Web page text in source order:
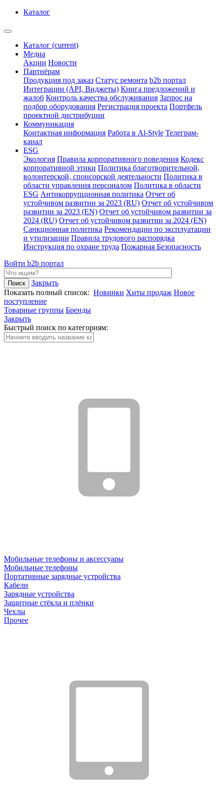
Каталог
Каталог (current)
Медиа
Акции Новости
Партнёрам
Продукция под заказ Статус ремонта b2b портал
Интеграции (API, Виджеты) Книга предложений и
жалоб Контроль качества обслуживания Запрос на
подбор оборудования Регистрация проекта Портфель
проектной дистрибуции
Коммуникация
Контактная информация Работа в Al-Style Телеграм-
канал
ESG
Экология Правила корпоративного поведения Кодекс
корпоративной этики Политика благотворительной,
волонтерской, спонсорской деятельности Политика в
области управления персоналом Политика в области
ESG Антикоррупционная политика Отчет об
устойчивом развитии за 2023 (RU) Отчет об устойчивом
развитии за 2023 (EN) Отчет об устойчивом развитии за
2024 (RU) Отчет об устойчивом развитии за 2024 (EN)
Санкционная политика Рекомендации по эксплуатации
и утилизации Правила трудового распорядка
Инструкция по охране труда Пожарная Безопасность
Войти b2b портал
Закрыть
Показать полный список: Новинки Хиты продаж Новое
поступление
Товарные группы Бренды
Закрыть
Быстрый поиск по категориям:
Мобильные телефоны и аксессуары
Мобильные телефоны
Портативные зарядные устройства
Кабели
Зарядные устройства
Защитные стёкла и плёнки
Чехлы
Прочее